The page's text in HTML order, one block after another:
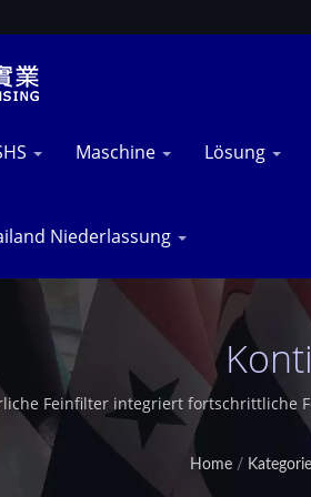
Maschine Lösung
Niederlassung
Feinfilter integriert fortschrittliche
bereitzustellen. Entwickelt für
die Ölreinheit und die stabile
und verbessert die Leistung in
Home / Kategorie